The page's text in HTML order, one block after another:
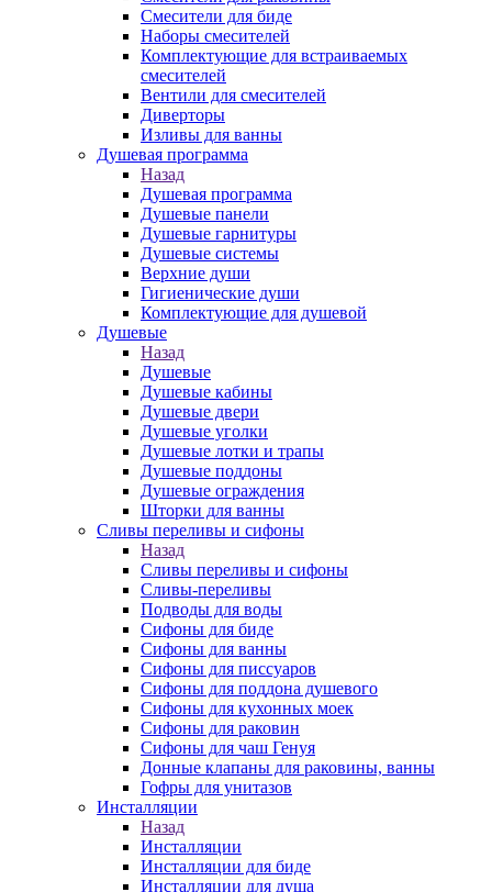
Смесители для биде
Наборы смесителей
Комплектующие для встраиваемых
смесителей
Вентили для смесителей
Диверторы
Изливы для ванны
Душевая программа
Назад
Душевая программа
Душевые панели
Душевые гарнитуры
Душевые системы
Верхние души
Гигиенические души
Комплектующие для душевой
Душевые
Назад
Душевые
Душевые кабины
Душевые двери
Душевые уголки
Душевые лотки и трапы
Душевые поддоны
Душевые ограждения
Шторки для ванны
Сливы переливы и сифоны
Назад
Сливы переливы и сифоны
Сливы-переливы
Подводы для воды
Сифоны для биде
Сифоны для ванны
Сифоны для писсуаров
Сифоны для поддона душевого
Сифоны для кухонных моек
Сифоны для раковин
Сифоны для чаш Генуя
Донные клапаны для раковины, ванны
Гофры для унитазов
Инсталляции
Назад
Инсталляции
Инсталляции для биде
Инсталляции для душа